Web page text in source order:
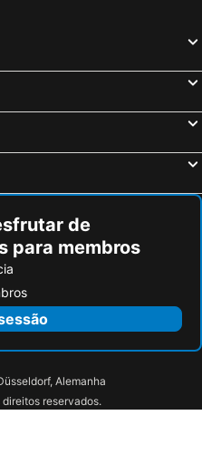
Hotel Antik San Sebastián
Hotel Parma
Abba San Sebastián Hotel
Hotel Donosti
Pensión B2 Bikain
Hotel Elizalde
Hotel Monte Ulia
Hotel Atalaia
de
para membros
Alemanha
reservados.